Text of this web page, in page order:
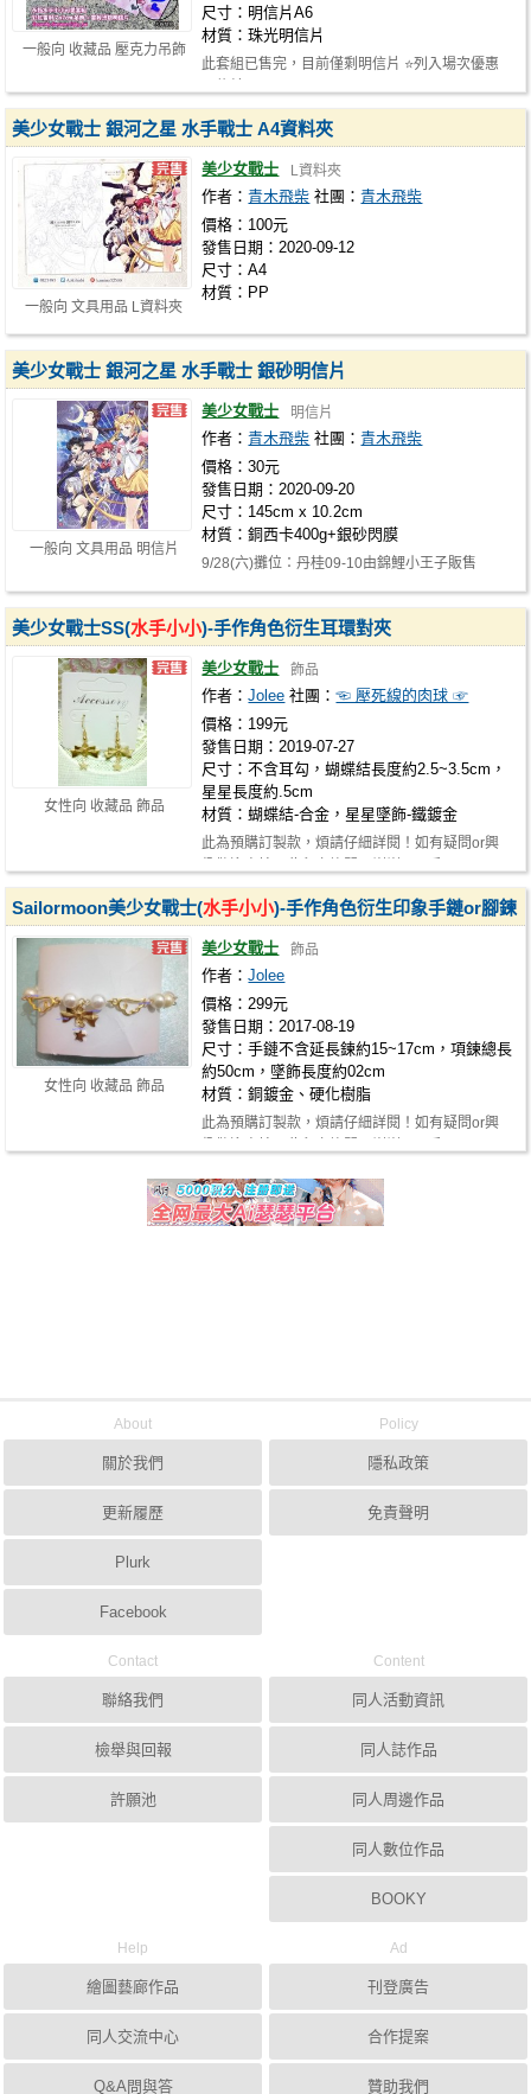
一般向 收藏品 壓克力吊飾
尺寸：明信片A6
材質：珠光明信片
此套組已售完，目前僅剩明信片 ⭐列入場次優惠
一般向 文具用品 L資料夾
美少女戰士 銀河之星 水手戰士 A4資料夾
美少女戰士 L資料夾
作者：青木飛柴 社團：青木飛柴
價格：100元
發售日期：2020-09-12
尺寸：A4
材質：PP
一般向 文具用品 明信片
美少女戰士 銀河之星 水手戰士 銀砂明信片
美少女戰士 明信片
作者：青木飛柴 社團：青木飛柴
價格：30元
發售日期：2020-09-20
尺寸：145cm x 10.2cm
材質：銅西卡400g+銀砂閃膜
9/28(六)攤位：丹桂09-10由錦鯉小王子販售
女性向 收藏品 飾品
美少女戰士SS(水手小小)-手作角色衍生耳環對夾
美少女戰士 飾品
作者：Jolee 社團：☜ 壓死線的肉球 ☞
價格：199元
發售日期：2019-07-27
尺寸：不含耳勾，蝴蝶結長度約2.5~3.5cm，
星星長度約.5cm
材質：蝴蝶結-合金，星星墜飾-鐵鍍金
此為預購訂製款，煩請仔細詳閱！如有疑問or興
女性向 收藏品 飾品
Sailormoon美少女戰士(水手小小)-手作角色衍生印象手鏈or腳鍊
美少女戰士 飾品
作者：Jolee
價格：299元
發售日期：2017-08-19
尺寸：手鏈不含延長鍊約15~17cm，項鍊總長
約50cm，墜飾長度約02cm
材質：銅鍍金、硬化樹脂
此為預購訂製款，煩請仔細詳閱！如有疑問or興
About
關於我們
更新履歷
Plurk
Facebook
Policy
隱私政策
免責聲明
Contact
聯絡我們
檢舉與回報
許願池
Content
同人活動資訊
同人誌作品
同人周邊作品
同人數位作品
BOOKY
Help
繪圖藝廊作品
同人交流中心
Q&A問與答
Ad
刊登廣告
合作提案
贊助我們